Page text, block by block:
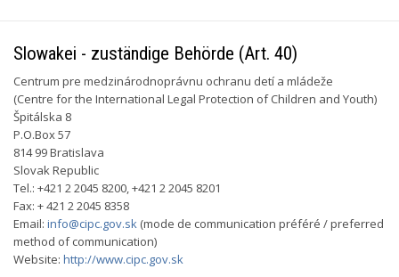
Slowakei - zuständige Behörde (Art. 40)
Centrum pre medzinárodnoprávnu ochranu detí a mládeže
(Centre for the International Legal Protection of Children and Youth)
Špitálska 8
P.O.Box 57
814 99 Bratislava
Slovak Republic
Tel.: +421 2 2045 8200, +421 2 2045 8201
Fax: + 421 2 2045 8358
Email: info@cipc.gov.sk (mode de communication préféré / preferred
method of communication)
Website: http://www.cipc.gov.sk